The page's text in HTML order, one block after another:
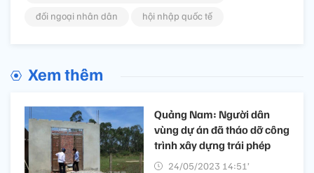
đối ngoại nhân dân
hội nhập quốc tế
Xem thêm
Quảng Nam: Người dân
vùng dự án đã tháo dỡ công
trình xây dựng trái phép
24/05/2023 14:51’